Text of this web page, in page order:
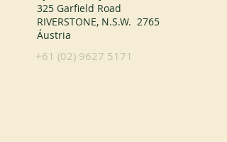
325 Garfield Road
RIVERSTONE, N.S.W. 2765
Áustria
+61 (02) 9627 5171